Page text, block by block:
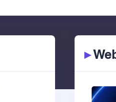
▸